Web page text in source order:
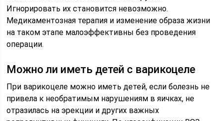
Игнорировать их становится невозможно.
Медикаментозная терапия и изменение образа жизни
на таком этапе малоэффективны без проведения
операции.
Можно ли иметь детей с варикоцеле
При варикоцеле можно иметь детей, если болезнь не
привела к необратимым нарушениям в яичках, не
отразилась на эрекции и других важных